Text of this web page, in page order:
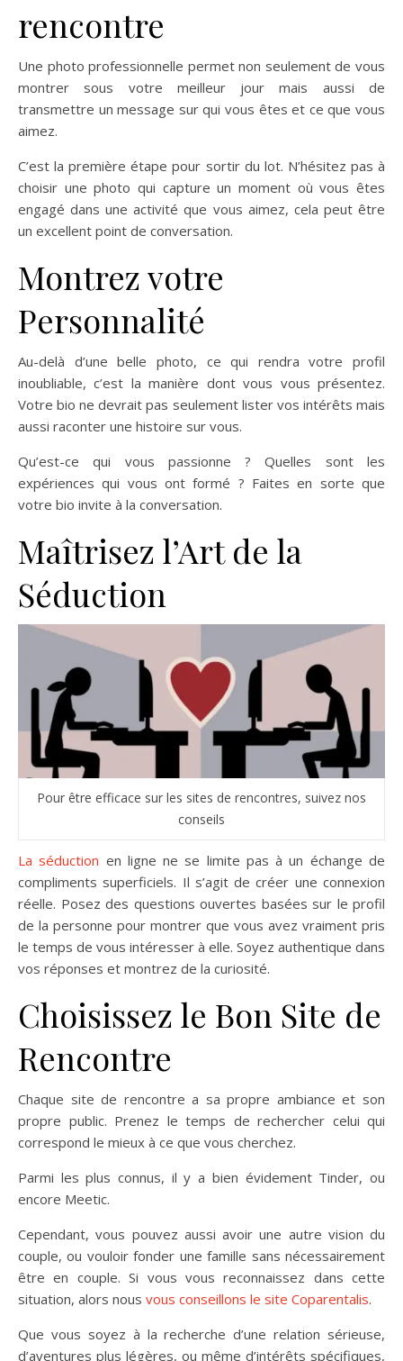
rencontre
Une photo professionnelle permet non seulement de vous
montrer sous votre meilleur jour mais aussi de
transmettre un message sur qui vous êtes et ce que vous
aimez.
C’est la première étape pour sortir du lot. N’hésitez pas à
choisir une photo qui capture un moment où vous êtes
engagé dans une activité que vous aimez, cela peut être
un excellent point de conversation.
Montrez votre
Personnalité
Au-delà d’une belle photo, ce qui rendra votre profil
inoubliable, c’est la manière dont vous vous présentez.
Votre bio ne devrait pas seulement lister vos intérêts mais
aussi raconter une histoire sur vous.
Qu’est-ce qui vous passionne ? Quelles sont les
expériences qui vous ont formé ? Faites en sorte que
votre bio invite à la conversation.
Maîtrisez l’Art de la
Séduction
Pour être efficace sur les sites de rencontres, suivez nos
conseils
La séduction en ligne ne se limite pas à un échange de
compliments superficiels. Il s’agit de créer une connexion
réelle. Posez des questions ouvertes basées sur le profil
de la personne pour montrer que vous avez vraiment pris
le temps de vous intéresser à elle. Soyez authentique dans
vos réponses et montrez de la curiosité.
Choisissez le Bon Site de
Rencontre
Chaque site de rencontre a sa propre ambiance et son
propre public. Prenez le temps de rechercher celui qui
correspond le mieux à ce que vous cherchez.
Parmi les plus connus, il y a bien évidement Tinder, ou
encore Meetic.
Cependant, vous pouvez aussi avoir une autre vision du
couple, ou vouloir fonder une famille sans nécessairement
être en couple. Si vous vous reconnaissez dans cette
situation, alors nous vous conseillons le site Coparentalis.
Que vous soyez à la recherche d’une relation sérieuse,
d’aventures plus légères, ou même d’intérêts spécifiques,